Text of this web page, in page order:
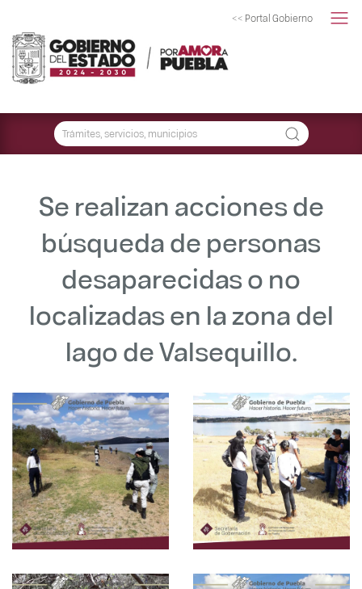
<< Portal Gobierno
Se realizan acciones de
búsqueda de personas
desaparecidas o no
localizadas en la zona del
lago de Valsequillo.